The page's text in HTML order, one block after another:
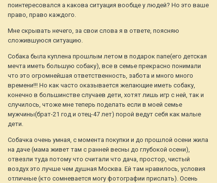
поинтересовался а какова ситуация вообще у людей? Но это ваше
право, право каждого.
Мне скрывать нечего, за свои слова я в ответе, поясняю
сложившуюся ситуацию.
Собака была куплена прошлым летом в подарок папе(его детская
мечта иметь большую собаку), все в семье прекрасно понимали
что это огромнейшая ответственность, забота и много много
времени!!! Но как часто оказывается желающие иметь собаку,
конечно в большинстве случаев дети, хотят лишь игр с ней, так и
случилось, чтоже мне теперь поделать если в моей семье
мужчины(брат-21 год и отец-47 лет) порой ведут себя как малые
дети.
Собачка очень умная, с момента покупки и до прошлой осени жила
на даче (мама живет там с ранней весны до глубокой осени),
отвезли туда потому что считали что дача, простор, чистый
воздух это лучше чем душная Москва. Ей там нравилось, условия
отличные (кто сомневается могу фотографии прислать). Осень